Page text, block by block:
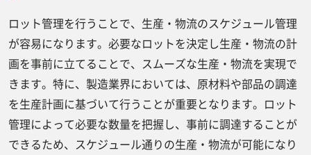
ロット管理を行うことで、生産・物流のスケジュール管理
が容易になります。必要なロットを決定し生産・物流の計
画を事前に立てることで、スムーズな生産・物流を実現で
きます。特に、製造業界においては、原材料や部品の調達
を生産計画に基づいて行うことが重要となります。ロット
管理によって必要な数量を把握し、事前に調達することが
できるため、スケジュール通りの生産・物流が可能になり